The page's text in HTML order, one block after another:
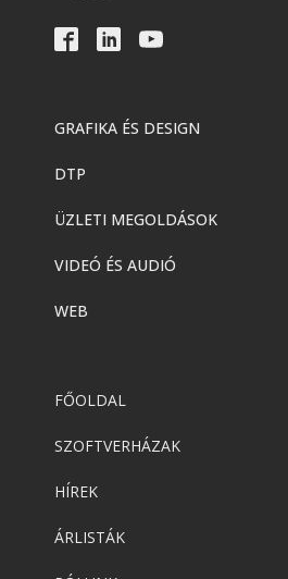
GRAFIKA ÉS DESIGN
DTP
ÜZLETI MEGOLDÁSOK
VIDEÓ ÉS AUDIÓ
WEB
FŐOLDAL
SZOFTVERHÁZAK
HÍREK
ÁRLISTÁK